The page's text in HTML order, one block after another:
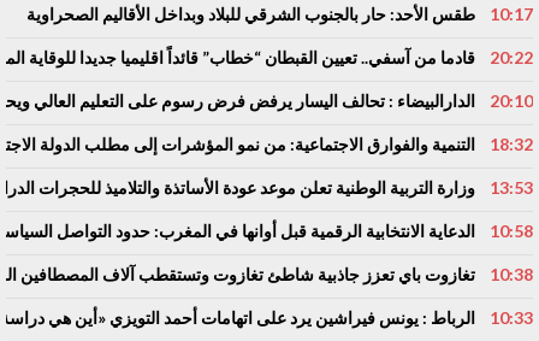
10:17 طقس الأحد: حار بالجنوب الشرقي للبلاد وبداخل الأقاليم الصحراوية
20:22 قادما من آسفي.. تعيين القبطان “خطاب” قائداً اقليميا جديدا للوقاية
20:10 الدارالبيضاء : تحالف اليسار يرفض فرض رسوم على التعليم العالي
18:32 التنمية والفوارق الاجتماعية: من نمو المؤشرات إلى مطلب الدولة
13:53 وزارة التربية الوطنية تعلن موعد عودة الأساتذة والتلاميذ للحجرات
10:58 الدعاية الانتخابية الرقمية قبل أوانها في المغرب: حدود التواصل
10:38 تغازوت باي تعزز جاذبية شاطئ تغازوت وتستقطب آلاف المصطافين
10:33 الرباط : يونس فيراشين يرد على اتهامات أحمد التويزي «أين هي دراسة الـ70% التي تدين نساء ورجال